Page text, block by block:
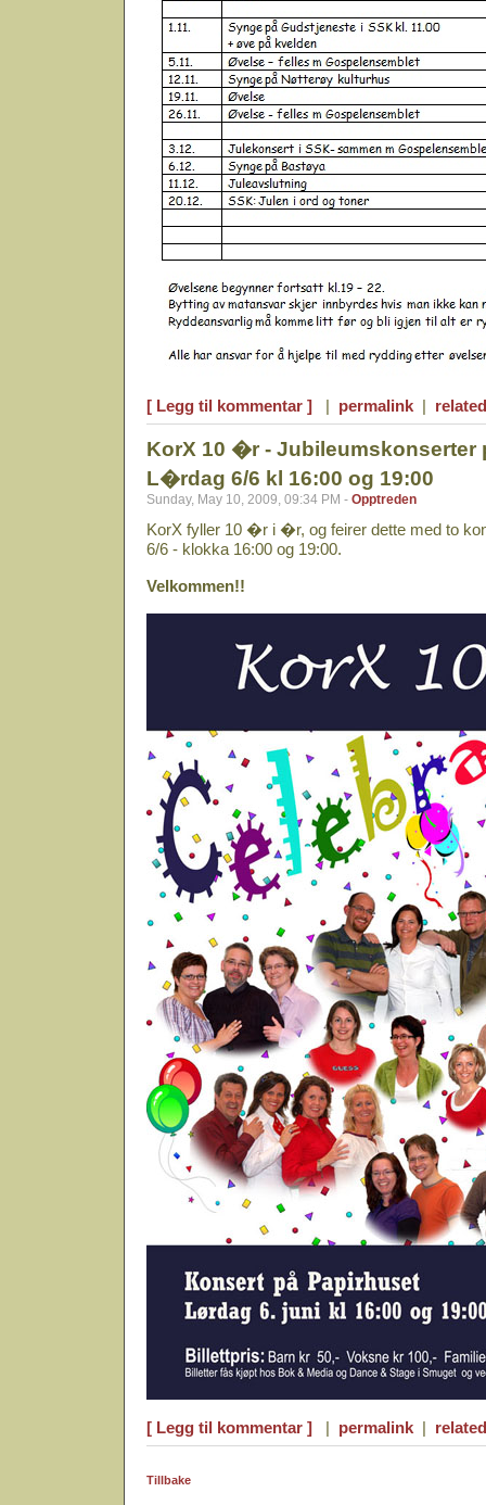
[ Legg til kommentar ] | permalink |
KorX 10 �r -
L�rdag 6/6 kl 16:00 og 19:00
Sunday, May 10, 2009, 09:34 PM - Opptreden
KorX fyller 10 �r i �r, og feirer dette med to
6/6 - klokka 16:00 og 19:00.
Velkommen!!
[ Legg til kommentar ] | permalink |
Tillbake